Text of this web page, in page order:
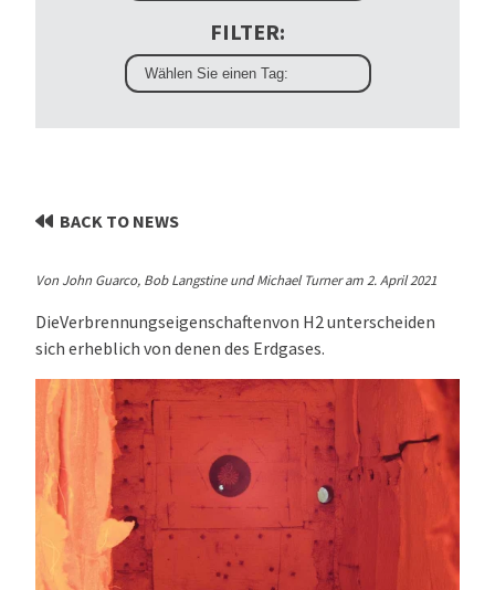
FILTER:
BACK TO NEWS
Von John Guarco, Bob Langstine und Michael Turner am 2. April 2021
DieVerbrennungseigenschaftenvon H2 unterscheiden
sich erheblich von denen des Erdgases.